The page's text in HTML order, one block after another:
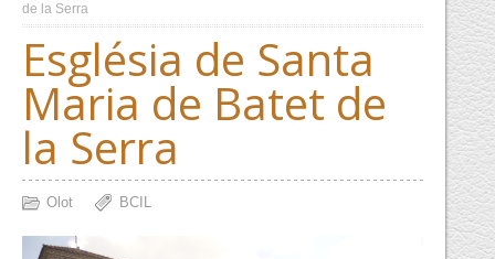
de la Serra
Església de Santa
Maria de Batet de
la Serra
Olot BCIL